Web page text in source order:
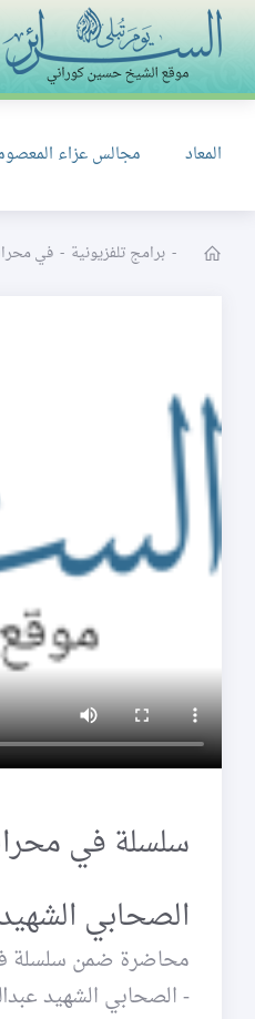
المعاد مجالس عزاء
- برامج تلفزيونية - في
سلسلة في محراب
الصحابي
محاضرة ضمن سلسلة
- الصحابي الشهيد